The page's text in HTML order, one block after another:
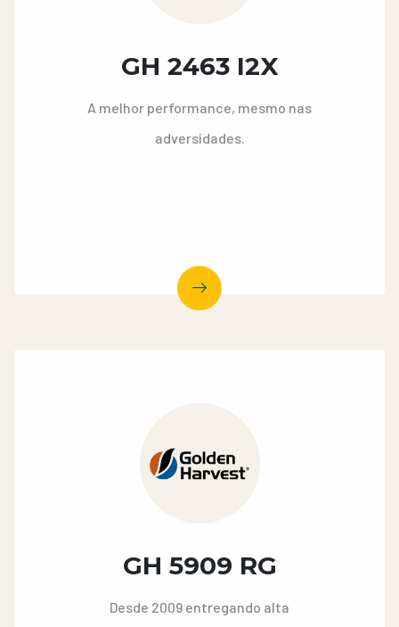
GH 2463 I2X
A melhor performance, mesmo nas
adversidades.
GH 5909 RG
Desde 2009 entregando alta